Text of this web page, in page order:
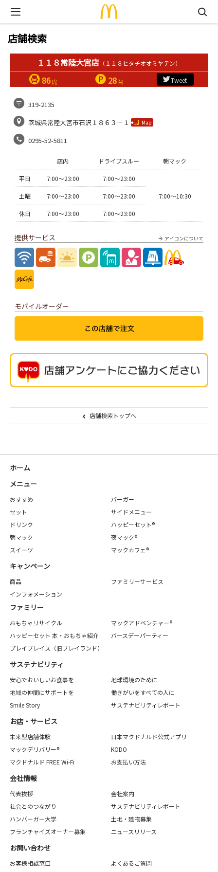
店舗検索
１１８常陸大宮店 （１１８ヒタチオオミヤテン）
86席 28台 Tweet
319-2135
茨城県常陸大宮市石沢１８６３－１
Map
0295-52-5811
店内 ドライブスルー 朝マック
平日 7:00〜23:00 7:00〜23:00
7:00〜10:30
土曜 7:00〜23:00 7:00〜23:00
休日 7:00〜23:00 7:00〜23:00
アイコンについて
提供サービス
モバイルオーダー
店舗検索トップへ
ホーム
メニュー
おすすめ
バーガー
セット
サイドメニュー
ドリンク
ハッピーセット®
朝マック
夜マック®
スイーツ
マックカフェ®
キャンペーン
商品
ファミリーサービス
インフォメーション
ファミリー
おもちゃリサイクル
マックアドベンチャー®
ハッピーセット 本・おもちゃ紹介
バースデーパーティー
プレイプレイス（旧プレイランド）
サステナビリティ
安心でおいしいお食事を
地球環境のために
地域の仲間にサポートを
働きがいをすべての人に
Smile Story
サステナビリティレポート
お店・サービス
未来型店舗体験
日本マクドナルド公式アプリ
マックデリバリー®
KODO
マクドナルド FREE Wi-Fi
お支払い方法
会社情報
代表挨拶
会社案内
社会とのつながり
サステナビリティレポート
ハンバーガー大学
土地・建物募集
フランチャイズオーナー募集
ニュースリリース
お問い合わせ
お客様相談窓口 よくあるご質問